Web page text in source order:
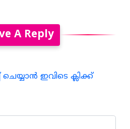
A Reply
ഇവിടെ ക്ലിക്ക്